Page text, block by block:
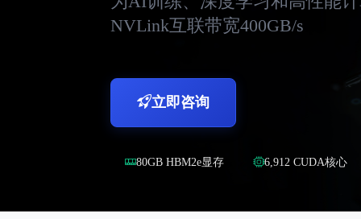
NVLink互联带宽400GB/s
立即咨询
80GB HBM2e显存 6,912 CUDA核心